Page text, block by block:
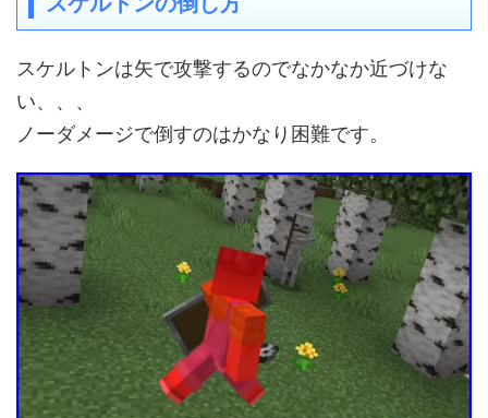
スケルトンは矢で攻撃するのでなかなか近づけな
い、、、
ノーダメージで倒すのはかなり困難です。